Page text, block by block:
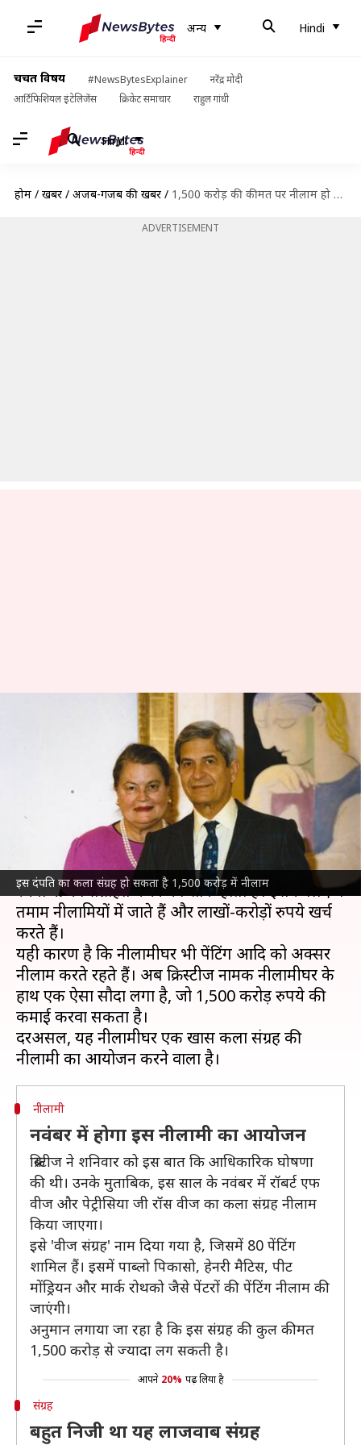
अन्य Hindi
चर्चित विषय #NewsBytesExplainer
नरेंद्र मोदी
आर्टिफिशियल इंटेलिजेंस
क्रिकेट समाचार राहुल गांधी
Hindi
होम / खबरें / अजब-गजब की खबरें / 1,500 करोड़ की कीमत पर नीलाम हो सकता है यह कला संग्रह, जानिए क्या है खासियत
ADVERTISEMENT
इस दंपति का कला संग्रह हो सकता है 1,500 करोड़ में नीलाम
1,500 करोड़ की कीमत पर नीलाम हो
सकता है यह कला संग्रह, जानिए क्या
है खासियत
Aug 31, 2025 12:46 pm
क्या है खबर?
सभी कला प्रेमियों को महान पेंटर और कलाकारों की
रचनाओं को संग्रहित करने का शौक होता है। इसके लिए वे
तमाम नीलामियों में जाते हैं और लाखों-करोड़ों रुपये खर्च
करते हैं।
यही कारण है कि नीलामीघर भी पेंटिंग आदि को अक्सर
नीलाम करते रहते हैं। अब क्रिस्टीज नामक नीलामीघर के
हाथ एक ऐसा सौदा लगा है, जो 1,500 करोड़ रुपये की
कमाई करवा सकता है।
दरअसल, यह नीलामीघर एक खास कला संग्रह की
नीलामी
नवंबर में होगा इस नीलामी का आयोजन
क्रिस्टीज ने शनिवार को इस बात कि आधिकारिक घोषणा
की थी। उनके मुताबिक, इस साल के नवंबर में रॉबर्ट एफ
वीज और पेट्रीसिया जी रॉस वीज का कला संग्रह नीलाम
किया जाएगा।
इसे 'वीज संग्रह' नाम दिया गया है, जिसमें 80 पेंटिंग
शामिल हैं। इसमें पाब्लो पिकासो, हेनरी मैटिस, पीट
मोंड्रियन और मार्क रोथको जैसे पेंटरों की पेंटिंग नीलाम की
जाएंगी।
अनुमान लगाया जा रहा है कि इस संग्रह की कुल कीमत
1,500 करोड़ से ज्यादा लग सकती है।
आपने 20% पढ़ लिया है
संग्रह
बहुत निजी था यह लाजवाब संग्रह